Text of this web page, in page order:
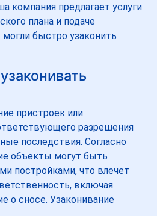
компания предлагает услуги
плана и подаче
быстро узаконить
пристроек или
разрешения
последствия. Согласно
объекты могут быть
постройками, что влечет
включая
о сносе. Узаконивание